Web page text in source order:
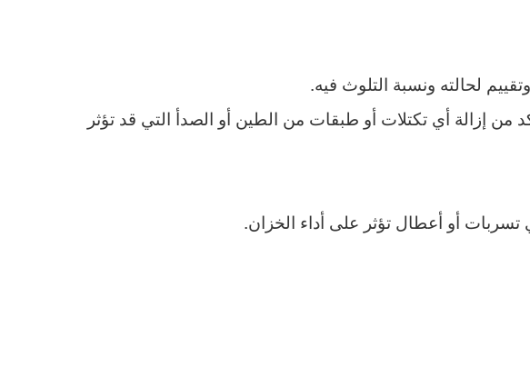
لحالته ونسبة التلوث فيه.
من إزالة أي تكتلات أو طبقات من الطين أو الصدأ التي قد تؤثر
أو أعطال تؤثر على أداء الخزان.